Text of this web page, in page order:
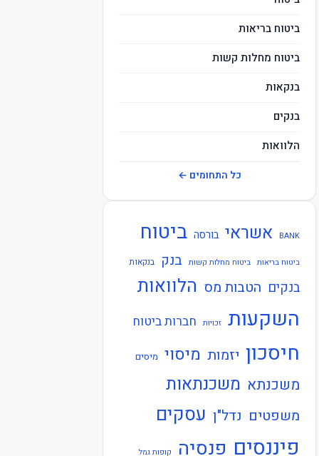
ביטוח בריאות
ביטוח מחלות קשות
בנקאות
בנקים
הלוואות
חוזרי בנק ישראל
חוזרי המפקח על הביטוח
חוזרי המפקח על הבנקים
חוזרי הפיקוח על הבנקים
חוזרי נגיד בנק ישראל
חיסכון
חקיקה
חשבונאות
כלכלה
כל התחומים ←
BANK אשראי בורסה ביטוח
ביטוח בריאות ביטוח מחלות קשות בנק בנקאות
בנקים הטבות מס הלוואות
השקעות זכויות חברות ביטוח
חיסכון יזמות מיסוי מיסים
משכנתא משכנתאות
משפטים נדל"ן עסקים
פיננסים פנסיה קופות גמל